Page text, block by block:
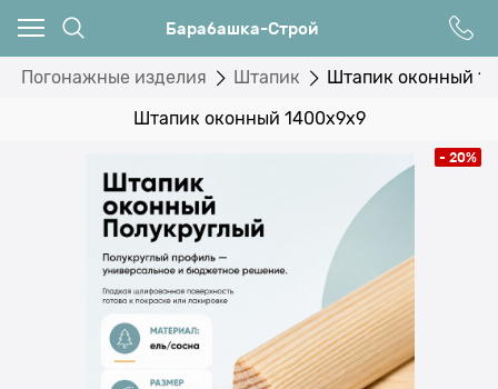
Барабашка-Строй
Погонажные изделия Штапик Штапик оконный
Штапик оконный 1400x9x9
- 20%